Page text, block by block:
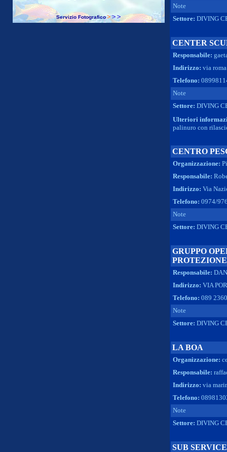
Servizio Fotografico
Note
Settore: DIVING
CENTER
Responsabile:
Indirizzo: via
Telefono:
Note
Settore: DIVING
Ulteriori
palinuro con
CENTRO
Organizzazione:
Responsabile:
Indirizzo: Via
Telefono: 0974/
Note
Settore: DIVING
GRUPPO
Responsabile:
Indirizzo: VIA
Telefono: 089
Note
Settore: DIVING
LA BOA
Organizzazione:
Responsabile:
Indirizzo: via
Telefono:
Note
Settore: DIVING
SUB